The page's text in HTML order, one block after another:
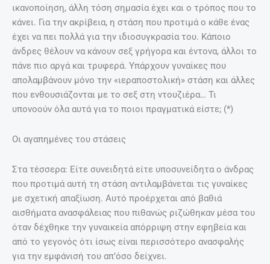
ικανοποίηση, άλλη τόση σημασία έχει και ο τρόπος που το
κάνει. Για την ακρίβεια, η στάση που προτιμά ο κάθε ένας
έχει να πει πολλά για την ιδιοσυγκρασία του. Κάποιο
άνδρες θέλουν να κάνουν σεξ γρήγορα και έντονα, άλλοι το
πάνε πιο αργά και τρυφερά. Υπάρχουν γυναίκες που
απολαμβάνουν μόνο την «ιεραποστολική» στάση και άλλες
που ενθουσιάζονται με το σεξ στη ντουζιέρα… Τι
υπονοούν όλα αυτά για το ποιοι πραγματικά είστε; (*)
Οι αγαπημένες του στάσεις
Στα τέσσερα: Είτε συνειδητά είτε υποσυνείδητα ο άνδρας
που προτιμά αυτή τη στάση αντιλαμβάνεται τις γυναίκες
με σχετική απαξίωση. Αυτό προέρχεται από βαθιά
αισθήματα ανασφάλειας που πιθανώς ριζώθηκαν μέσα του
όταν δέχθηκε την γυναικεία απόρριψη στην εφηβεία και
από το γεγονός ότι ίσως είναι περισσότερο ανασφαλής
για την εμφάνισή του απ’όσο δείχνει.